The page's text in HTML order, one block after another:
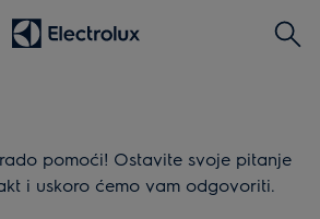
Traži
pomoći! Ostavite svoje pitanje
i uskoro ćemo vam odgovoriti.